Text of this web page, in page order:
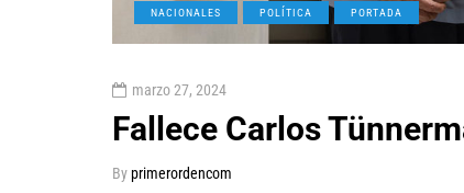
NACIONALES POLÍTICA PORTADA
marzo 27, 2024
Fallece Carlos
Byprimerordencom